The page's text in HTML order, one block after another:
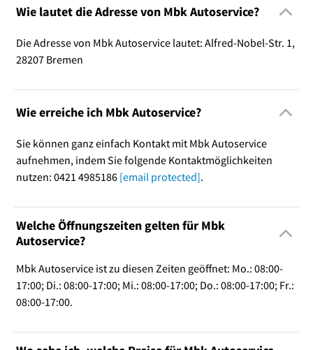
Wie lautet die Adresse von Mbk Autoservice?
Die Adresse von Mbk Autoservice lautet: Alfred-Nobel-Str. 1,
28207 Bremen
Wie erreiche ich Mbk Autoservice?
Sie können ganz einfach Kontakt mit Mbk Autoservice
aufnehmen, indem Sie folgende Kontaktmöglichkeiten
nutzen: 0421 4985186 [email protected].
Welche Öffnungszeiten gelten für Mbk
Autoservice?
Mbk Autoservice ist zu diesen Zeiten geöffnet: Mo.: 08:00-
17:00; Di.: 08:00-17:00; Mi.: 08:00-17:00; Do.: 08:00-17:00; Fr.:
08:00-17:00.